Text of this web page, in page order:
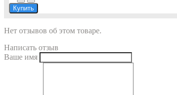
Купить
Нет отзывов об этом товаре.
Написать отзыв
Ваше имя